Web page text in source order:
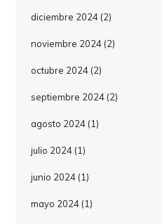
diciembre 2024(2)
noviembre 2024(2)
octubre 2024(2)
septiembre 2024(2)
agosto 2024(1)
julio 2024(1)
junio 2024(1)
mayo 2024(1)